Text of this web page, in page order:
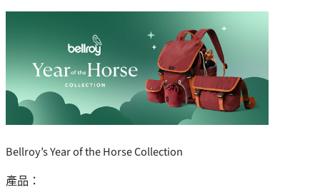
Bellroy’s Year of the Horse Collection
產品：